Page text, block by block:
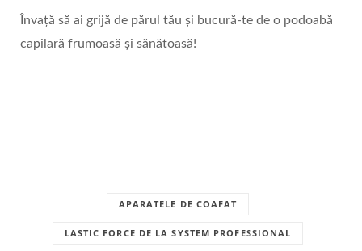
Învață să ai grijă de părul tău și bucură-te de o podoabă
capilară frumoasă și sănătoasă!
APARATELE DE COAFAT
LASTIC FORCE DE LA SYSTEM PROFESSIONAL